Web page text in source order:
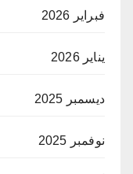
فبراير 2026
يناير 2026
ديسمبر 2025
نوفمبر 2025